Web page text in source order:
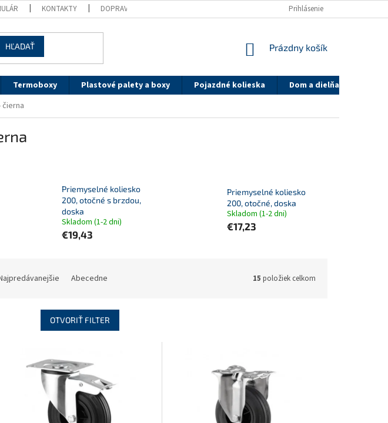
KONTAKTY DOPRAVA A PLATBA REFERENCIE
Prihlásenie
HĽADAŤ
NÁKUPNÝ
Prázdny košík
Termoboxy Plastové palety a boxy Pojazdné kolieska Dom a dielňa
Priemyselné koliesko
200, otočné s brzdou,
doska
Skladom (1-2 dni)
€19,43
Priemyselné koliesko
200, otočné, doska
Skladom (1-2 dni)
€17,23
Abecedne 15 položiek celkom
OTVORIŤ FILTER